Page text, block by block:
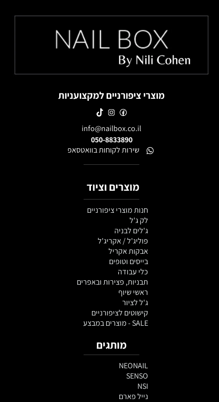
מוצרי ציפורניים למקצועניות
info@nailbox.co.il
050-8833890
שירות לקוחות בוואטסאפ
מוצרים וציוד
חנות מוצרי ציפורניים
לק ג'ל
ג'לים לבניה
פוליג'ל / אקריג'ל
אבקות אקריל
בייסים וטופים
כלי עבודה
תבניות, פצירות ובאפרים
ראשי שיוף
ג'ל לציור
קישוטים לציפורניים
SALE - מוצרים במבצע
מותגים
NEONAIL
SENSO
NSI
נייל פארם